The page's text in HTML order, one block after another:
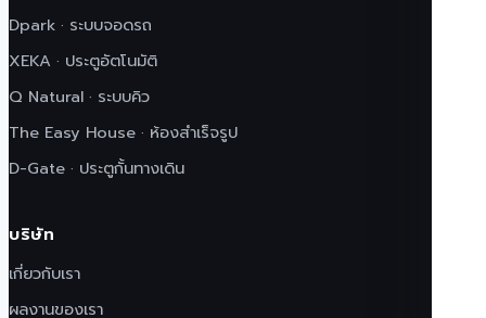
Dpark · ระบบจอดรถ
XEKA · ประตูอัตโนมัติ
Q Natural · ระบบคิว
The Easy House · ห้องสำเร็จรูป
D-Gate · ประตูกั้นทางเดิน
บริษัท
เกี่ยวกับเรา
ผลงานของเรา